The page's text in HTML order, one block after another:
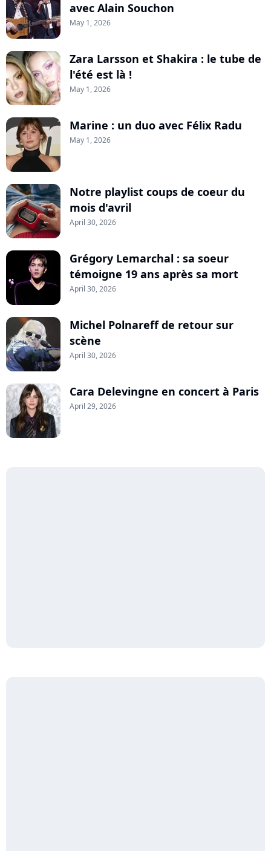
avec Alain Souchon
May 1, 2026
Zara Larsson et Shakira : le tube de
l'été est là !
May 1, 2026
Marine : un duo avec Félix Radu
May 1, 2026
Notre playlist coups de coeur du
mois d'avril
April 30, 2026
Grégory Lemarchal : sa soeur
témoigne 19 ans après sa mort
April 30, 2026
Michel Polnareff de retour sur
scène
April 30, 2026
Cara Delevingne en concert à Paris
April 29, 2026